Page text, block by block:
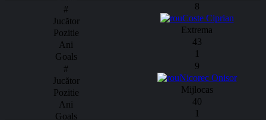
8
Coste Ciprian
Extrema
43
1
9
Nicorec Onisor
Mijlocas
40
1